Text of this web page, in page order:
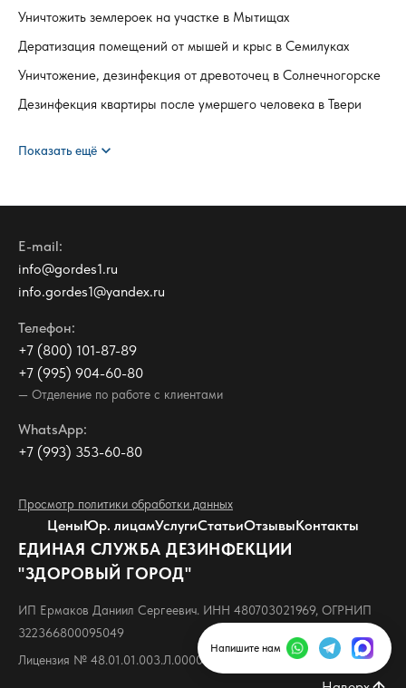
Уничтожить землероек на участке в Мытищах
Дератизация помещений от мышей и крыс в Семилуках
Уничтожение, дезинфекция от древоточец в Солнечногорске
Дезинфекция квартиры после умершего человека в Твери
Показать ещё expand_more
E-mail:
info@gordes1.ru
info.gordes1@yandex.ru
Телефон:
+7 (800) 101-87-89
+7 (995) 904-60-80
— Отделение по работе с клиентами
WhatsApp:
+7 (993) 353-60-80
Просмотр политики обработки данных
ЦеныЮр. лицамУслугиСтатьиОтзывыКонтакты
ЕДИНАЯ СЛУЖБА ДЕЗИНФЕКЦИИ
"ЗДОРОВЫЙ ГОРОД"
ИП Ермаков Даниил Сергеевич. ИНН 480703021969, ОГРНИП
322366800095049
Лицензия № 48.01.01.003.Л.000007.10.24
Напишите нам